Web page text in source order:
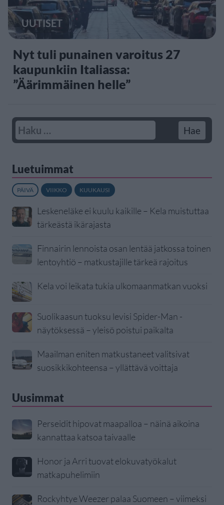
UUTISET
Nyt tuli punainen varoitus 27
kaupunkiin Italiassa:
”Äärimmäinen helle”
Luetuimmat
PÄIVÄ VIIKKO KUUKAUSI
Leskeneläke ei kuulu kaikille – Kela muistuttaa
tärkeästä ikärajasta
Finnairin lennoista osan lentää jatkossa toinen
lentoyhtiö – matkustajille tärkeä rajoitus
Kela voi leikata tukia ulkomaanmatkan vuoksi
Suolikaasun tuoksu levisi Spider-Man -
näytöksessä – yleisö poistui paikalta
Maailman eniten matkustaneet valitsivat
suosikkikohteensa – yllättävä voittaja
Uusimmat
Perseidit hipovat maapalloa – näinä aikoina
kannattaa katsoa taivaalle
Honor ja Arri tuovat elokuvatyökalut
matkapuhelimiin
Rockyhtye Weezer palaa Suomeen – viimeksi